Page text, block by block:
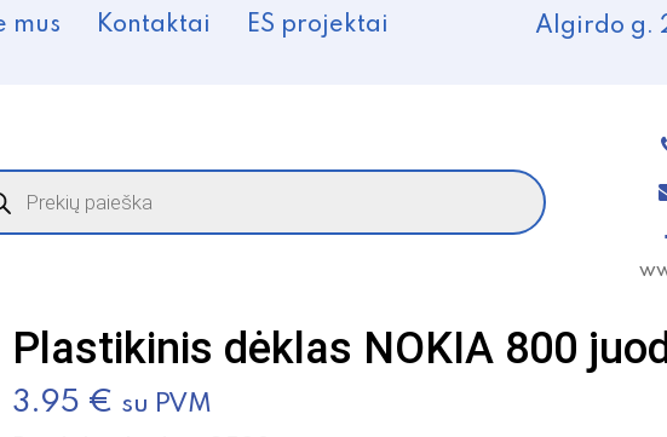
mus Kontaktai ES projektai
Algirdo g.
Plastikinis dėklas NOKIA 800
3.95 € su PVM